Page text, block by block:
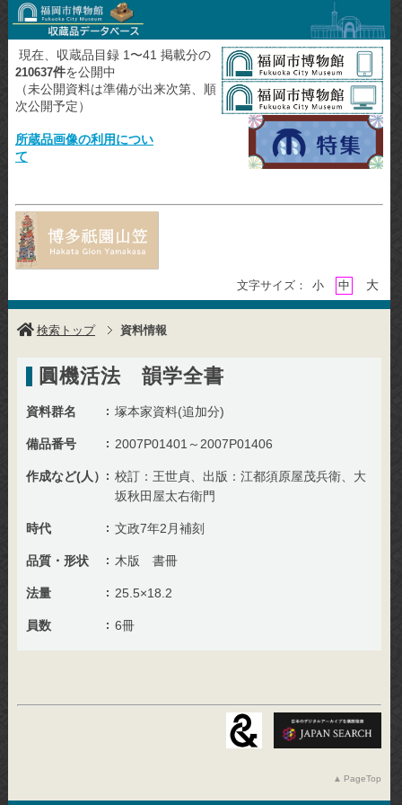
現在、収蔵品目録 1〜41 掲載分の
210637件を公開中
（未公開資料は準備が出来次第、順
次公開予定）
所蔵品画像の利用につい
て
文字サイズ： 小 中 大
検索トップ 資料情報
圓機活法 韻学全書
資料群名 塚本家資料(追加分)
備品番号 2007P01401～2007P01406
作成など(人）
校訂：王世貞、出版：江都須原屋茂兵衛、大
坂秋田屋太右衛門
時代 文政7年2月補刻
品質・形状 木版 書冊
法量 25.5×18.2
員数 6冊
PageTop